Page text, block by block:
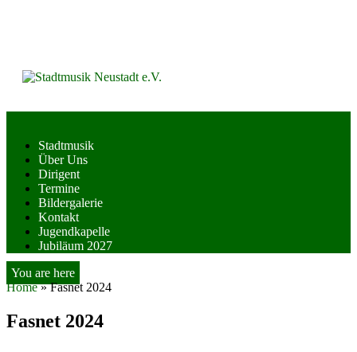
Stadtmusik
Über Uns
Dirigent
Termine
Bildergalerie
Kontakt
Jugendkapelle
Jubiläum 2027
You are here
Home»Fasnet 2024
Fasnet 2024